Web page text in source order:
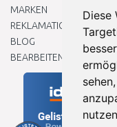
Diese
MARKEN
REKLAMATIONEN UND
BLOG
BEARBEITEN SIE MEINE